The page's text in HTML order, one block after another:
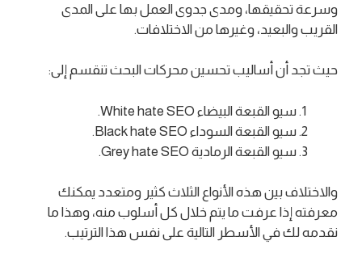
وسرعة تحقيقها، ومدى جدوى العمل بها على المدى
القريب والبعيد، وغيرها من الاختلافات.
حيث تجد أن أساليب تحسين محركات البحث تنقسم إلى:
سيو القبعة البيضاء White hate SEO.
سيو القبعة السوداء Black hate SEO.
سيو القبعة الرمادية Grey hate SEO.
والاختلاف بين هذه الأنواع الثلاث كثير ومتعدد يمكنك
معرفته إذا عرفت ما يتم خلال كل أسلوب منه، وهذا ما
نقدمه لك في الأسطر التالية على نفس هذا الترتيب.